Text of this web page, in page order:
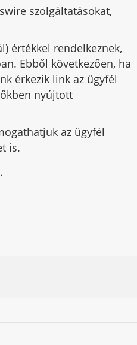
szolgáltatásokat,
értékkel rendelkeznek,
Ebből következően, ha
érkezik link az ügyfél
nyújtott
az ügyfél
is.
.